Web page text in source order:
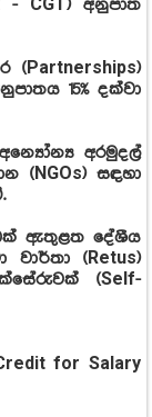
- CGT) අනුපාත
(Partnerships)
15% දක්වා
අන්‍යෝන්‍ය අරමුදල්
(NGOs) සඳහා
ඇතුළත දේශීය
(Retus)
(Self-
for Salary